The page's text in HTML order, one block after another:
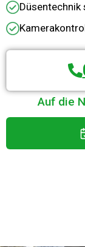
Düsentechnik
Auf die